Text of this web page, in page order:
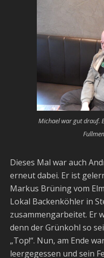
Michael war gut drauf.
Dieses Mal war auch
erneut dabei. Er ist
Markus Brüning vom
Lokal Backenköhler in
zusammengarbeitet. Er
denn der Grünkohl so
„Top!“. Nun, am Ende
leergegessen und sein